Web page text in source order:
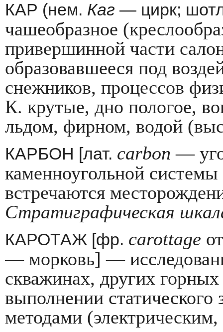
КАР (нем. Каг — цирк;
чашеобразное
привершинной части
образовавшееся под
снежников, процессов
К. крутые, дно пологое,
льдом, фирном, водой
КАРБОН [лат. carbon —
каменно­угольной
встречаются
Стратиграфическая
КАРОТАЖ [фр. carottage
— мор­ковь] —
скважинах, других
выполнении
методами